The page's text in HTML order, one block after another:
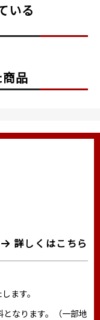
いる
品
詳しくはこちら
ます。
なります。（一部地